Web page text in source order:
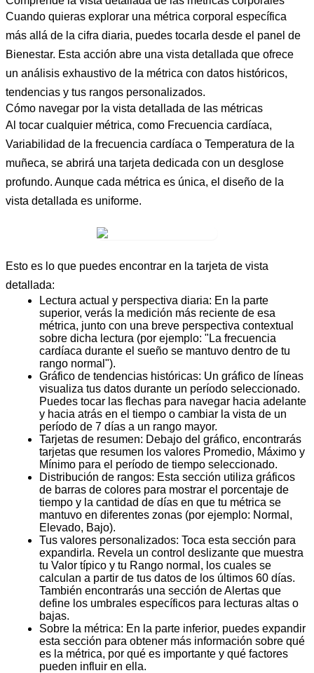
Cuando quieras explorar una métrica corporal específica
más allá de la cifra diaria, puedes tocarla desde el panel de
Bienestar. Esta acción abre una vista detallada que ofrece
un análisis exhaustivo de la métrica con datos históricos,
tendencias y tus rangos personalizados.
Cómo navegar por la vista detallada de las métricas
Al tocar cualquier métrica, como Frecuencia cardíaca,
Variabilidad de la frecuencia cardíaca o Temperatura de la
muñeca, se abrirá una tarjeta dedicada con un desglose
profundo. Aunque cada métrica es única, el diseño de la
vista detallada es uniforme.
Esto es lo que puedes encontrar en la tarjeta de vista
detallada:
Lectura actual y perspectiva diaria: En la parte
superior, verás la medición más reciente de esa
métrica, junto con una breve perspectiva contextual
sobre dicha lectura (por ejemplo: "La frecuencia
cardíaca durante el sueño se mantuvo dentro de tu
rango normal").
Gráfico de tendencias históricas: Un gráfico de líneas
visualiza tus datos durante un período seleccionado.
Puedes tocar las flechas para navegar hacia adelante
y hacia atrás en el tiempo o cambiar la vista de un
período de 7 días a un rango mayor.
Tarjetas de resumen: Debajo del gráfico, encontrarás
tarjetas que resumen los valores Promedio, Máximo y
Mínimo para el período de tiempo seleccionado.
Distribución de rangos: Esta sección utiliza gráficos
de barras de colores para mostrar el porcentaje de
tiempo y la cantidad de días en que tu métrica se
mantuvo en diferentes zonas (por ejemplo: Normal,
Elevado, Bajo).
Tus valores personalizados: Toca esta sección para
expandirla. Revela un control deslizante que muestra
tu Valor típico y tu Rango normal , los cuales se
calculan a partir de tus datos de los últimos 60 días.
También encontrarás una sección deAlertas que
define los umbrales específicos para lecturas altas o
bajas.
Sobre la métrica: En la parte inferior, puedes expandir
esta sección para obtener más información sobre qué
es la métrica, por qué es importante y qué factores
pueden influir en ella.